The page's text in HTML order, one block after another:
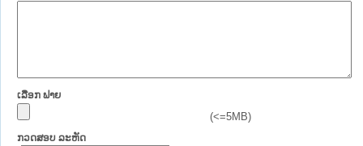
ເລືອກ ຟາຍ
(<=5MB)
ກວດສອບ ລະຫັດ